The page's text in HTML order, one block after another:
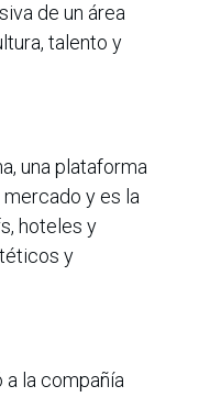
de un área
talento y
una plataforma
y es la
hoteles y
y
la compañía